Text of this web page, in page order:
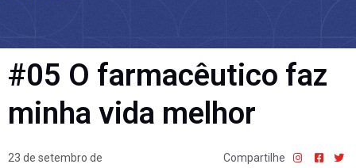
#05 O farmacêutico faz
minha vida melhor
23 de setembro de
Compartilhe